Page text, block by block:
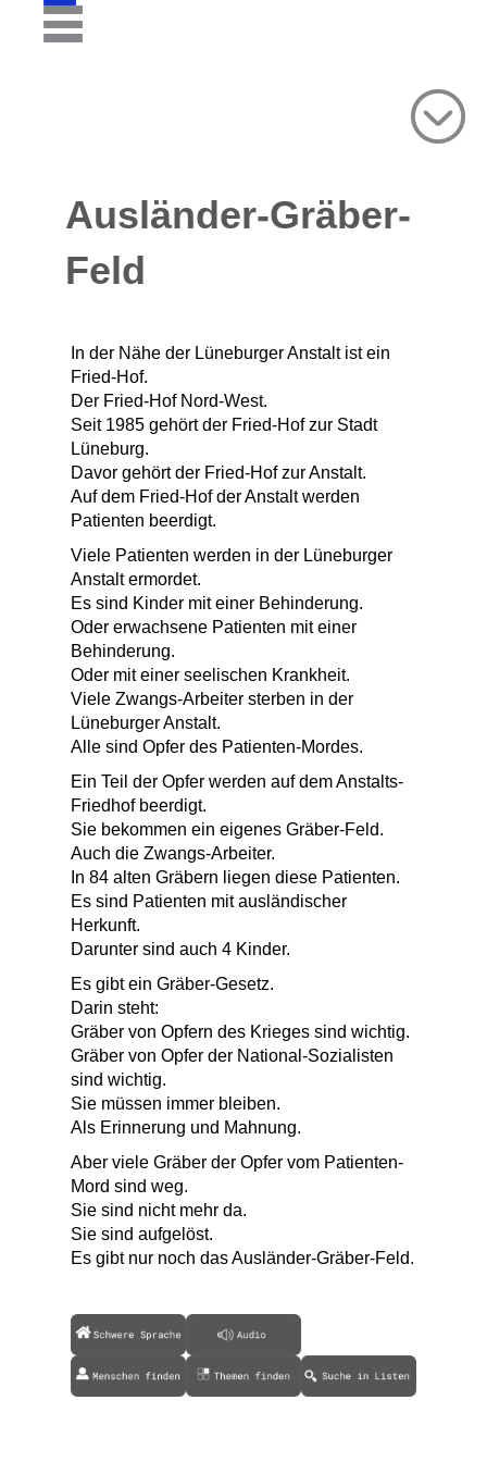
Ausländer-Gräber-
Feld
In der Nähe der Lüneburger Anstalt ist ein
Fried-Hof.
Der Fried-Hof Nord-West.
Seit 1985 gehört der Fried-Hof zur Stadt
Lüneburg.
Davor gehört der Fried-Hof zur Anstalt.
Auf dem Fried-Hof der Anstalt werden
Patienten beerdigt.
Viele Patienten werden in der Lüneburger
Anstalt ermordet.
Es sind Kinder mit einer Behinderung.
Oder erwachsene Patienten mit einer
Behinderung.
Oder mit einer seelischen Krankheit.
Viele Zwangs-Arbeiter sterben in der
Lüneburger Anstalt.
Alle sind Opfer des Patienten-Mordes.
Ein Teil der Opfer werden auf dem Anstalts-
Friedhof beerdigt.
Sie bekommen ein eigenes Gräber-Feld.
Auch die Zwangs-Arbeiter.
In 84 alten Gräbern liegen diese Patienten.
Es sind Patienten mit ausländischer
Herkunft.
Darunter sind auch 4 Kinder.
Es gibt ein Gräber-Gesetz.
Darin steht:
Gräber von Opfern des Krieges sind wichtig.
Gräber von Opfer der National-Sozialisten
sind wichtig.
Sie müssen immer bleiben.
Als Erinnerung und Mahnung.
Aber viele Gräber der Opfer vom Patienten-
Mord sind weg.
Sie sind nicht mehr da.
Sie sind aufgelöst.
Es gibt nur noch das Ausländer-Gräber-Feld.